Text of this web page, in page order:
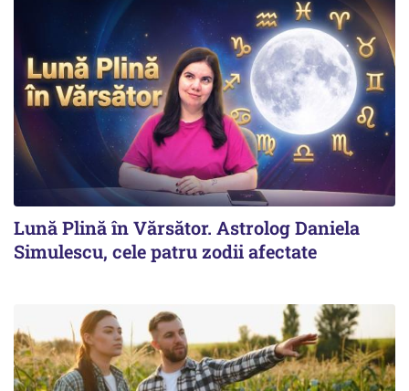
Lună Plină în Vărsător. Astrolog Daniela
Simulescu, cele patru zodii afectate